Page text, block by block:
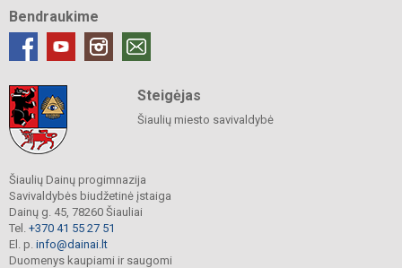
Bendraukime
Steigėjas
Šiaulių miesto savivaldybė
Šiaulių Dainų progimnazija
Savivaldybės biudžetinė įstaiga
Dainų g. 45, 78260 Šiauliai
Tel. +370 41 55 27 51
El. p. info@dainai.lt
Duomenys kaupiami ir saugomi